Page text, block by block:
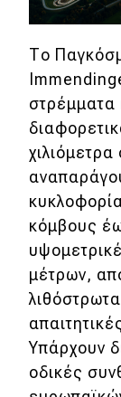
Το
στρέμματα
κόμβους
μέτρων,
Υπάρχουν
οδικές